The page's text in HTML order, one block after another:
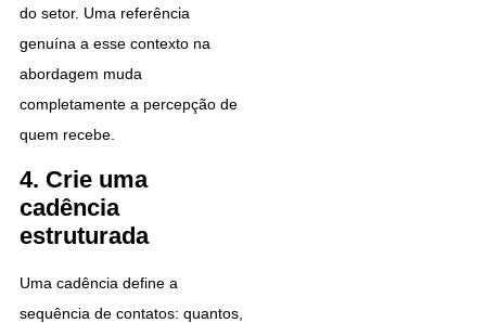
do setor. Uma referência
genuína a esse contexto na
abordagem muda
completamente a percepção de
quem recebe.
4. Crie uma
cadência
estruturada
Uma cadência define a
sequência de contatos: quantos,